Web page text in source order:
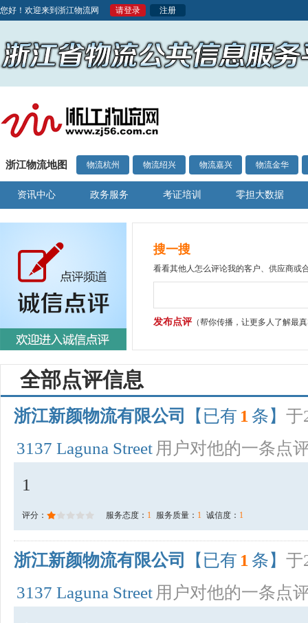
您好！欢迎来到浙江物流网 请登录 注册
浙江物流地图 物流杭州 物流绍兴 物流嘉兴 物流金华
资讯中心 政务服务 考证培训 零担大数据
搜一搜
看看其他人怎么评论我的客户、供应商或
发布点评（帮你传播，让更多人了解最
全部点评信息
浙江新颜物流有限公司 【已有 1 条】 于
3137 Laguna Street 用户对他的一条点
1
评分： 服务态度： 1 服务质量： 1 诚信度： 1
浙江新颜物流有限公司 【已有 1 条】 于
3137 Laguna Street 用户对他的一条点